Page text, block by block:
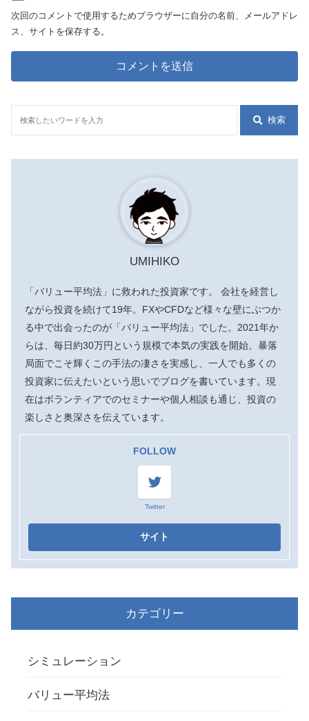
次回のコメントで使用するためブラウザーに自分の名前、メールアドレ
ス、サイトを保存する。
検索
UMIHIKO
「バリュー平均法」に救われた投資家です。 会社を経営し
ながら投資を続けて19年。FXやCFDなど様々な壁にぶつか
る中で出会ったのが「バリュー平均法」でした。2021年か
らは、毎日約30万円という規模で本気の実践を開始。暴落
局面でこそ輝くこの手法の凄さを実感し、一人でも多くの
投資家に伝えたいという思いでブログを書いています。現
在はボランティアでのセミナーや個人相談も通じ、投資の
楽しさと奥深さを伝えています。
FOLLOW
Twitter
カテゴリー
シミュレーション
バリュー平均法